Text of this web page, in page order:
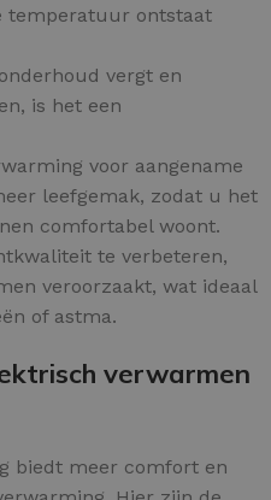
temperatuur ontstaat
vergt en
is het een
voor aangename
leefgemak, zodat u het
comfortabel woont.
te verbeteren,
veroorzaakt, wat ideaal
of astma.
verwarmen
biedt meer comfort en